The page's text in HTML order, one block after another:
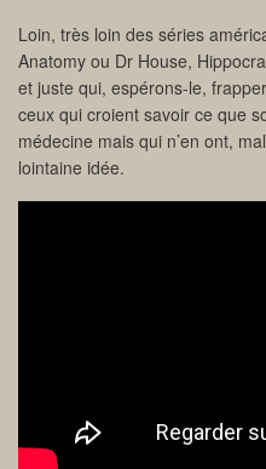
Loin, très loin des séries
Anatomy ou Dr House,
et juste qui, espérons-le,
ceux qui croient savoir ce que
médecine mais qui n’en ont,
lointaine idée.